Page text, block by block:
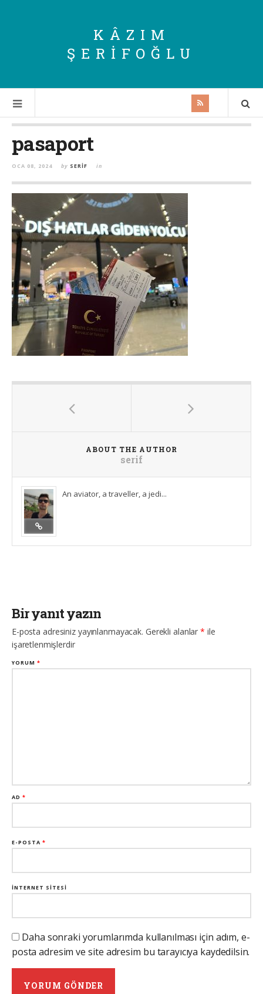
KÂZIM
ŞERIFOĞLU
pasaport
OCA 08, 2024 by SERIF in
ABOUT THE AUTHOR
serif
An aviator, a traveller, a jedi...
Bir yanıt yazın
E-posta adresiniz yayınlanmayacak. Gerekli alanlar* ile
işaretlenmişlerdir
YORUM*
AD*
E-POSTA*
İNTERNET SITESI
Daha sonraki yorumlarımda kullanılması için adım, e-
posta adresim ve site adresim bu tarayıcıya kaydedilsin.